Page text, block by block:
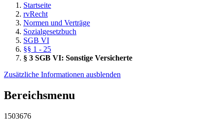
Startseite
rvRecht
Normen und Verträge
Sozialgesetzbuch
SGB VI
§§ 1 - 25
§ 3 SGB VI: Sonstige Versicherte
Zusätzliche Informationen ausblenden
Bereichsmenu
1503676